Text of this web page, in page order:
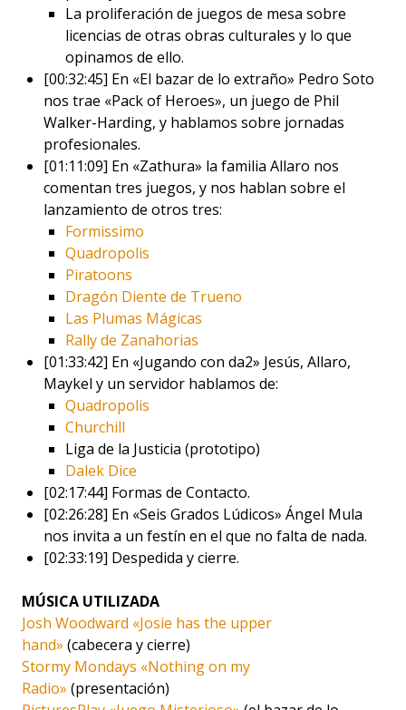
La proliferación de juegos de mesa sobre
licencias de otras obras culturales y lo que
opinamos de ello.
[00:32:45] En «El bazar de lo extraño» Pedro Soto
nos trae «Pack of Heroes», un juego de Phil
Walker-Harding, y hablamos sobre jornadas
profesionales.
[01:11:09] En «Zathura» la familia Allaro nos
comentan tres juegos, y nos hablan sobre el
lanzamiento de otros tres:
Formissimo
Quadropolis
Piratoons
Dragón Diente de Trueno
Las Plumas Mágicas
Rally de Zanahorias
[01:33:42] En «Jugando con da2» Jesús, Allaro,
Maykel y un servidor hablamos de:
Quadropolis
Churchill
Liga de la Justicia (prototipo)
Dalek Dice
[02:17:44] Formas de Contacto.
[02:26:28] En «Seis Grados Lúdicos» Ángel Mula
nos invita a un festín en el que no falta de nada.
[02:33:19] Despedida y cierre.
MÚSICA UTILIZADA
Josh Woodward «Josie has the upper
hand» (cabecera y cierre)
Stormy Mondays «Nothing on my
Radio» (presentación)